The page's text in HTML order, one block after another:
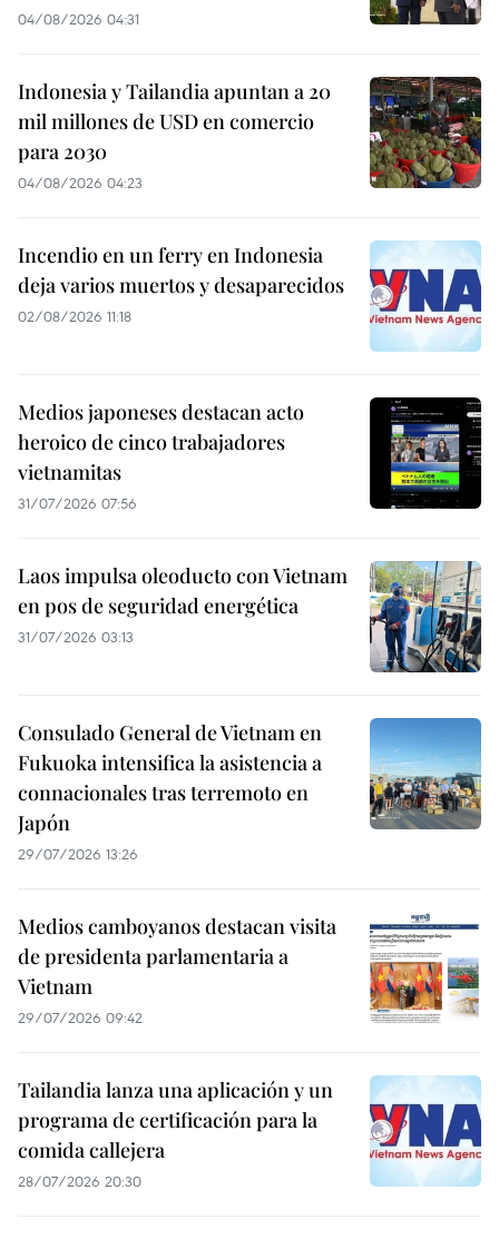
04/08/2026 04:31
Indonesia y Tailandia apuntan a 20
mil millones de USD en comercio
para 2030
04/08/2026 04:23
Incendio en un ferry en Indonesia
deja varios muertos y desaparecidos
02/08/2026 11:18
Medios japoneses destacan acto
heroico de cinco trabajadores
vietnamitas
31/07/2026 07:56
Laos impulsa oleoducto con Vietnam
en pos de seguridad energética
31/07/2026 03:13
Consulado General de Vietnam en
Fukuoka intensifica la asistencia a
connacionales tras terremoto en
Japón
29/07/2026 13:26
Medios camboyanos destacan visita
de presidenta parlamentaria a
Vietnam
29/07/2026 09:42
Tailandia lanza una aplicación y un
programa de certificación para la
comida callejera
28/07/2026 20:30